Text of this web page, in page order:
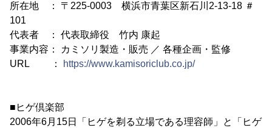
所在地 ： 〒225-0003 横浜市青葉区新石川2-13-18 ＃
101
代表者 ： 代表取締役 竹内 康起
事業内容： カミソリ製造・販売 ／ 各種企画・監修
URL ：
https://www.kamisoriclub.co.jp/
■ヒゲ倶楽部
2006年6月15日「ヒゲを剃る立場である理容師」と「ヒゲ